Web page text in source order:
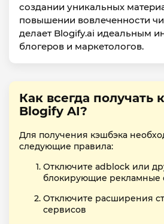
создании уникальных
повышении вовлеченности
делает Blogify.ai идеальным
блогеров и маркетологов.
Как всегда получать
Blogify AI?
Для получения кэшбэка
следующие правила:
Отключите adblock или
блокирующие рекламные
Отключите расширения
сервисов